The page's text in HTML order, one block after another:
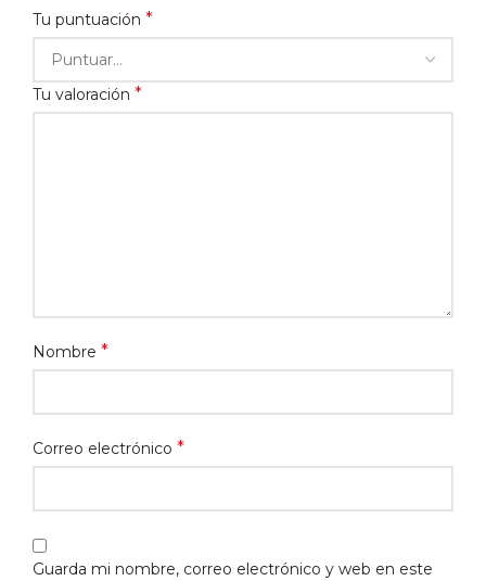
Tu puntuación *
Tu valoración *
Nombre *
Correo electrónico *
Guarda mi nombre, correo electrónico y web en este